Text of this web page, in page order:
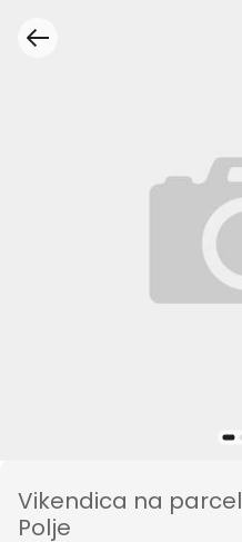
Vikendica na
Polje